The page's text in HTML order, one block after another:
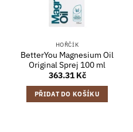
HOŘČÍK
BetterYou Magnesium Oil
Original Sprej 100 ml
363.31Kč
PŘIDAT DO KOŠÍKU